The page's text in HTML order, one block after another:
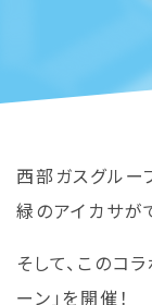
西部ガスグルー
緑のアイカサ
そして、このコ
ーン」を開催！